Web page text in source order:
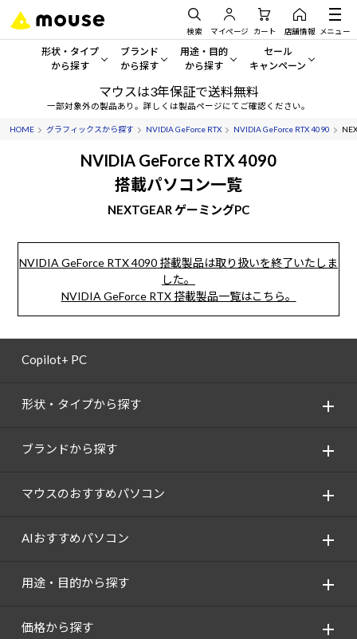
検索 マイページ カート 店舗情報 メニュー
形状・タイプ
から探す
形状・タイプから探す をすべてみる
デスクトップPC
Windows 11
ブランド
から探す
mouse
G TUNE
DAIV
用途・目的
から探す
一般向けパソコン
ゲーミングPC・ゲーム向けパソコン
ビジネス向けパソコン
スペック/パーツ別
セール
キャンペーン
セール・キャンペー
期間限定セール
おすすめ目玉パソコン
今イチオシのパソコンをピ
Windows 11
マウスは3年保証で送料無料
一部対象外の製品あり。詳しくは製品ページにてご確認ください。
HOME グラフィックスから探す NVIDIA GeForce RTX NVIDIA GeForce RTX 4090
NVIDIA GeForce RTX 4090
搭載パソコン一覧
NEXTGEAR ゲーミングPC
NVIDIA GeForce RTX 4090 搭載製品は取り扱いを終了いたしま
した。
NVIDIA GeForce RTX 搭載製品一覧はこちら。
Copilot+ PC
形状・タイプから探す
ブランドから探す
マウスのおすすめパソコン
AIおすすめパソコン
用途・目的から探す
価格から探す